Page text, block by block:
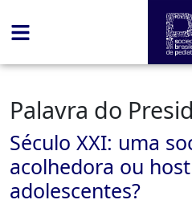
Palavra do
Século XXI: uma
acolhedora ou
adolescentes?